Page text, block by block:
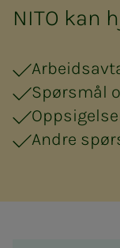
NITO kan
Spørsmål
Andre